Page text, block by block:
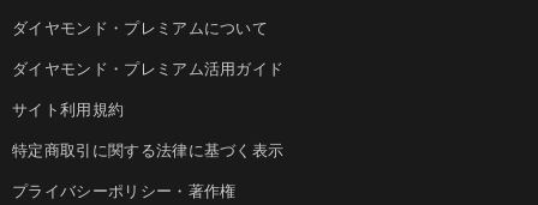
ダイヤモンド・プレミアムについて
ダイヤモンド・プレミアム活用ガイド
サイト利用規約
特定商取引に関する法律に基づく表示
プライバシーポリシー・著作権